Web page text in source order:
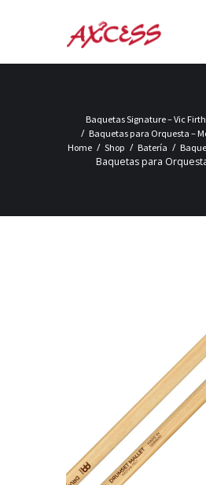
Baquetas Signature – Vic
Baquetas para Orquesta –
Home
Shop Batería
Baquetas para